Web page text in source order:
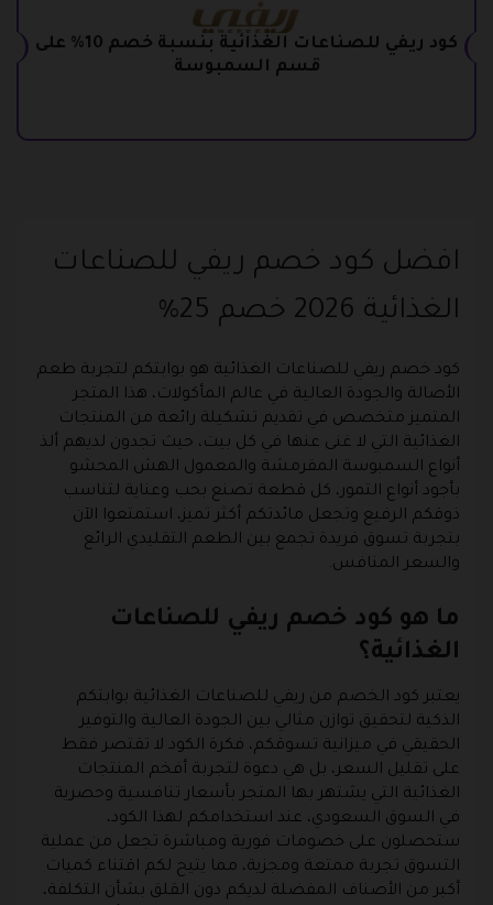
كود ريفي للصناعات الغذائية بنسبة خصم 10% على
قسم السمبوسة
افضل كود خصم ريفي للصناعات
الغذائية 2026 خصم 25%
كود خصم ريفي للصناعات الغذائية هو بوابتكم لتجربة طعم
الأصالة والجودة العالية في عالم المأكولات، هذا المتجر
المتميز متخصص في تقديم تشكيلة رائعة من المنتجات
الغذائية التي لا غنى عنها في كل بيت، حيث تجدون لديهم ألذ
أنواع السمبوسة المقرمشة والمعمول الهش المحشو
بأجود أنواع التمور، كل قطعة تصنع بحب وعناية لتناسب
ذوقكم الرفيع وتجعل مائدتكم أكثر تميز، استمتعوا الآن
بتجربة تسوق فريدة تجمع بين الطعم التقليدي الرائع
والسعر المنافس.
ما هو كود خصم ريفي للصناعات
الغذائية؟
يعتبر كود الخصم من ريفي للصناعات الغذائية بوابتكم
الذكية لتحقيق توازن مثالي بين الجودة العالية والتوفير
الحقيقي في ميزانية تسوقكم، فكرة الكود لا تقتصر فقط
على تقليل السعر، بل هي دعوة لتجربة أفخم المنتجات
الغذائية التي يشتهر بها المتجر بأسعار تنافسية وحصرية
في السوق السعودي، عند استخدامكم لهذا الكود،
ستحصلون على خصومات فورية ومباشرة تجعل من عملية
التسوق تجربة ممتعة ومجزية، مما يتيح لكم اقتناء كميات
أكبر من الأصناف المفضلة لديكم دون القلق بشأن التكلفة،